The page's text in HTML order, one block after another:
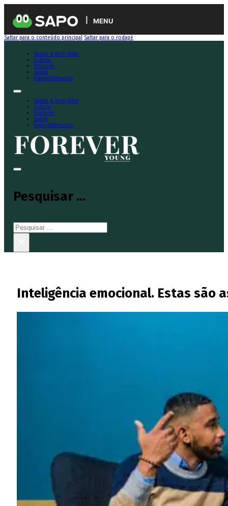
MENU
Saltar para o conteúdo principal Saltar para o rodapé
Saúde & Bem-Estar
Cultura
Prazeres
Saúde
Viagens&Resorts
Saúde & Bem-Estar
Cultura
Prazeres
Saúde
Viagens&Resorts
Pesquisar ...
Pesquisar
Inteligência emocional. Estas são